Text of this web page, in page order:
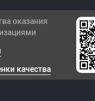
оказания
качества